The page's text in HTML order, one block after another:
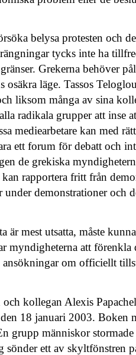
belysa protesten och
tycks inte ha
Grekerna behöver
läge. Tassos
liksom många av sina
radikala grupper att inse
mediearbetare kan med
ett forum för debatt och
de grekiska
rapportera fritt från
demonstrationer och
mest utsatta, måste
myndigheterna att förenkla
om officiellt
kollegan Alexis
18 januari 2003. Boken
grupp människor
sönder ett av skyltfönstren